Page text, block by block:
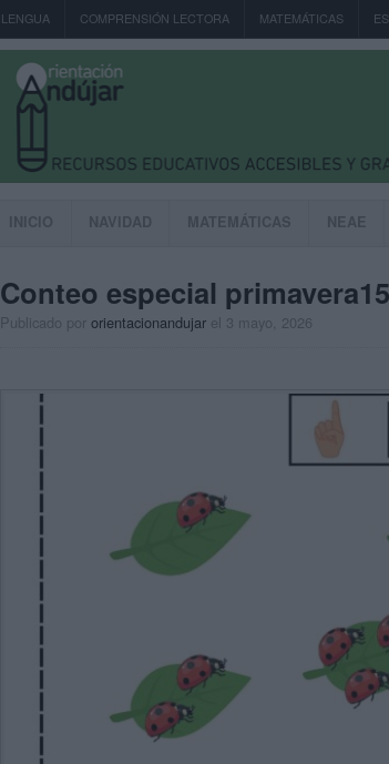
LENGUA COMPRENSIÓN LECTORA MATEMÁTICAS
INICIO NAVIDAD MATEMÁTICAS NEAE
Conteo especial primavera15
Publicado por orientacionandujar el 3 mayo, 2026